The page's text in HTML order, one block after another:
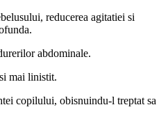
reducerea agitatiei si
abdominale.
mai linistit.
copilului, obisnuindu-l treptat sa